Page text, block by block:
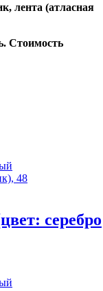
лента (атласная
Стоимость
серебро